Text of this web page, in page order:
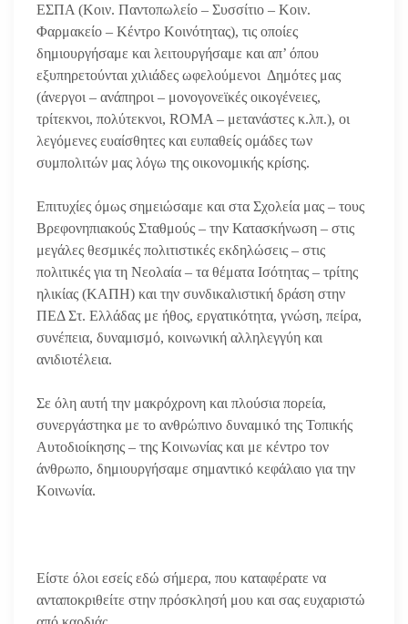
ΕΣΠΑ (Κοιν. Παντοπωλείο – Συσσίτιο – Κοιν.
Φαρμακείο – Κέντρο Κοινότητας), τις οποίες
δημιουργήσαμε και λειτουργήσαμε και απ’ όπου
εξυπηρετούνται χιλιάδες ωφελούμενοι Δημότες μας
(άνεργοι – ανάπηροι – μονογονεϊκές οικογένειες,
τρίτεκνοι, πολύτεκνοι, ROMA – μετανάστες κ.λπ.), οι
λεγόμενες ευαίσθητες και ευπαθείς ομάδες των
συμπολιτών μας λόγω της οικονομικής κρίσης.
Επιτυχίες όμως σημειώσαμε και στα Σχολεία μας – τους
Βρεφονηπιακούς Σταθμούς – την Κατασκήνωση – στις
μεγάλες θεσμικές πολιτιστικές εκδηλώσεις – στις
πολιτικές για τη Νεολαία – τα θέματα Ισότητας – τρίτης
ηλικίας (ΚΑΠΗ) και την συνδικαλιστική δράση στην
ΠΕΔ Στ. Ελλάδας με ήθος, εργατικότητα, γνώση, πείρα,
συνέπεια, δυναμισμό, κοινωνική αλληλεγγύη και
ανιδιοτέλεια.
Σε όλη αυτή την μακρόχρονη και πλούσια πορεία,
συνεργάστηκα με το ανθρώπινο δυναμικό της Τοπικής
Αυτοδιοίκησης – της Κοινωνίας και με κέντρο τον
άνθρωπο, δημιουργήσαμε σημαντικό κεφάλαιο για την
Κοινωνία.
Είστε όλοι εσείς εδώ σήμερα, που καταφέρατε να
ανταποκριθείτε στην πρόσκλησή μου και σας ευχαριστώ